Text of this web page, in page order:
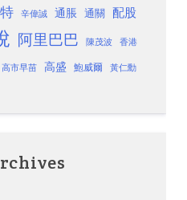
辛偉誠 通脹 通關 配股
阿里巴巴 陳茂波 香港
高市早苗 高盛 鮑威爾 黃仁勳